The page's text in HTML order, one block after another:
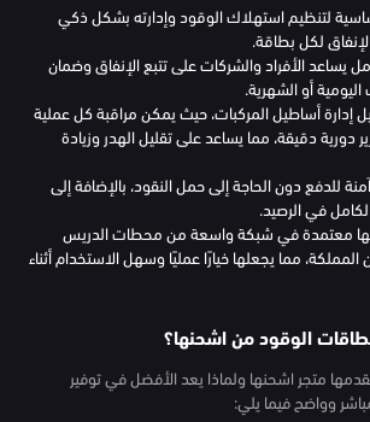
لتنظيم استهلاك الوقود وإدارته بشكل ذكي
لكل بطاقة.
يساعد الأفراد والشركات على تتبع الإنفاق وضمان
أو الشهرية.
أساطيل المركبات، حيث يمكن مراقبة كل عملية
دورية دقيقة، مما يساعد على تقليل الهدر وزيادة
للدفع دون الحاجة إلى حمل النقود، بالإضافة إلى
في الرصيد.
بأنها معتمدة في شبكة واسعة من محطات الدريس
مما يجعلها خيارًا عمليًا وسهل الاستخدام أثناء
الوقود من اشحنها؟
متجر اشحنها ولماذا يعد الأفضل في توفير
وواضح فيما يلي: